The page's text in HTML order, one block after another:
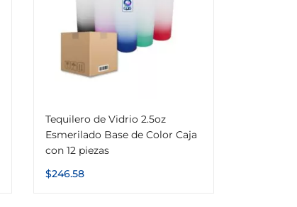
Tequilero de Vidrio 2.5oz
Esmerilado Base de Color Caja
con 12 piezas
$246.58